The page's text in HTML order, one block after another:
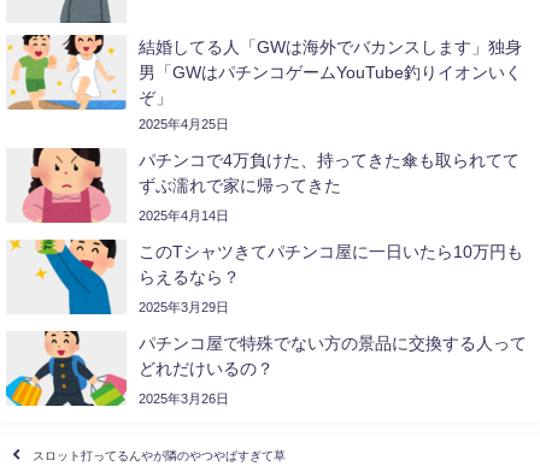
結婚してる人「GWは海外でバカンスします」独身
男「GWはパチンコゲームYouTube釣りイオンいく
ぞ」
2025年4月25日
パチンコで4万負けた、持ってきた傘も取られてて
ずぶ濡れで家に帰ってきた
2025年4月14日
このTシャツきてパチンコ屋に一日いたら10万円も
らえるなら？
2025年3月29日
パチンコ屋で特殊でない方の景品に交換する人って
どれだけいるの？
2025年3月26日
スロット打ってるんやが隣のやつやばすぎて草